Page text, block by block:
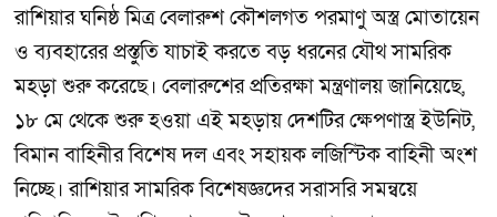
রাশিয়ার ঘনিষ্ঠ মিত্র বেলারুশ কৌশলগত পরমাণু অস্ত্র মোতায়েন
ও ব্যবহারের প্রস্তুতি যাচাই করতে বড় ধরনের যৌথ সামরিক
মহড়া শুরু করেছে। বেলারুশের প্রতিরক্ষা মন্ত্রণালয় জানিয়েছে,
১৮ মে থেকে শুরু হওয়া এই মহড়ায় দেশটির ক্ষেপণাস্ত্র ইউনিট,
বিমান বাহিনীর বিশেষ দল এবং সহায়ক লজিস্টিক বাহিনী অংশ
নিচ্ছে। রাশিয়ার সামরিক বিশেষজ্ঞদের সরাসরি সমন্বয়ে